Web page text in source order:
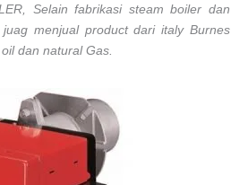
Selain fabrikasi steam boiler dan
menjual product dari italy Burnes
dan natural Gas.